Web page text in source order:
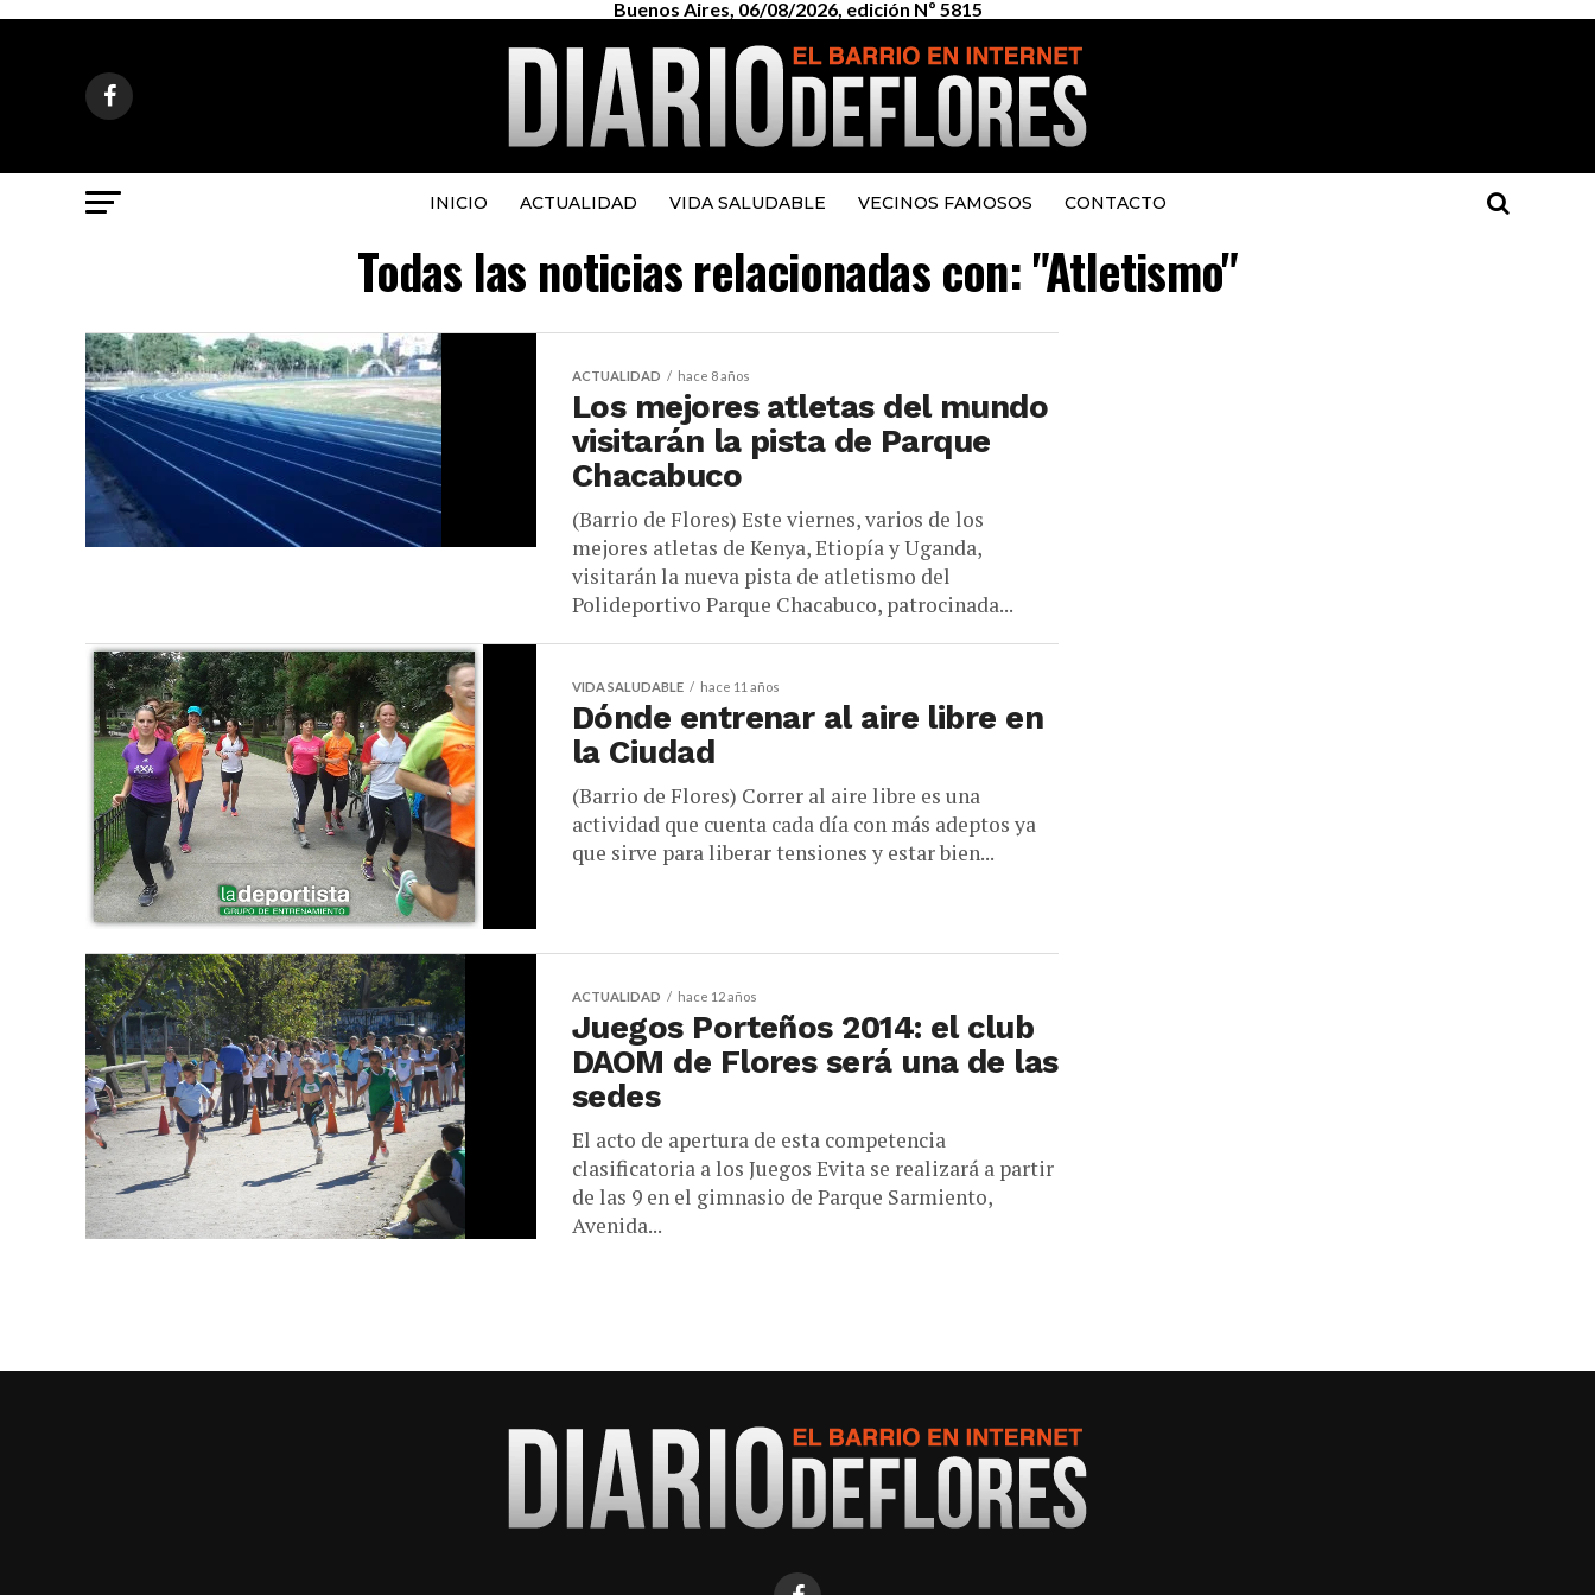
Buenos Aires, 06/08/2026, edición Nº 5815
INICIO ACTUALIDAD VIDA SALUDABLE VECINOS FAMOSOS CONTACTO
Todas las noticias relacionadas con: "Atletismo"
ACTUALIDAD hace 8 años
Los mejores atletas del mundo
visitarán la pista de Parque
Chacabuco
(Barrio de Flores) Este viernes, varios de los
mejores atletas de Kenya, Etiopía y Uganda,
visitarán la nueva pista de atletismo del
Polideportivo Parque Chacabuco, patrocinada...
VIDA SALUDABLE hace 11 años
Dónde entrenar al aire libre en
la Ciudad
(Barrio de Flores) Correr al aire libre es una
actividad que cuenta cada día con más adeptos ya
que sirve para liberar tensiones y estar bien...
ACTUALIDAD hace 12 años
Juegos Porteños 2014: el club
DAOM de Flores será una de las
sedes
El acto de apertura de esta competencia
clasificatoria a los Juegos Evita se realizará a partir
de las 9 en el gimnasio de Parque Sarmiento,
Avenida...